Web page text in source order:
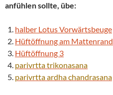
anfühlen sollte, übe:
halber Lotus Vorwärtsbeuge
Hüftöffnung am Mattenrand
Hüftöffnung 3
parivrttatrikonasana
parivrttaardha chandrasana